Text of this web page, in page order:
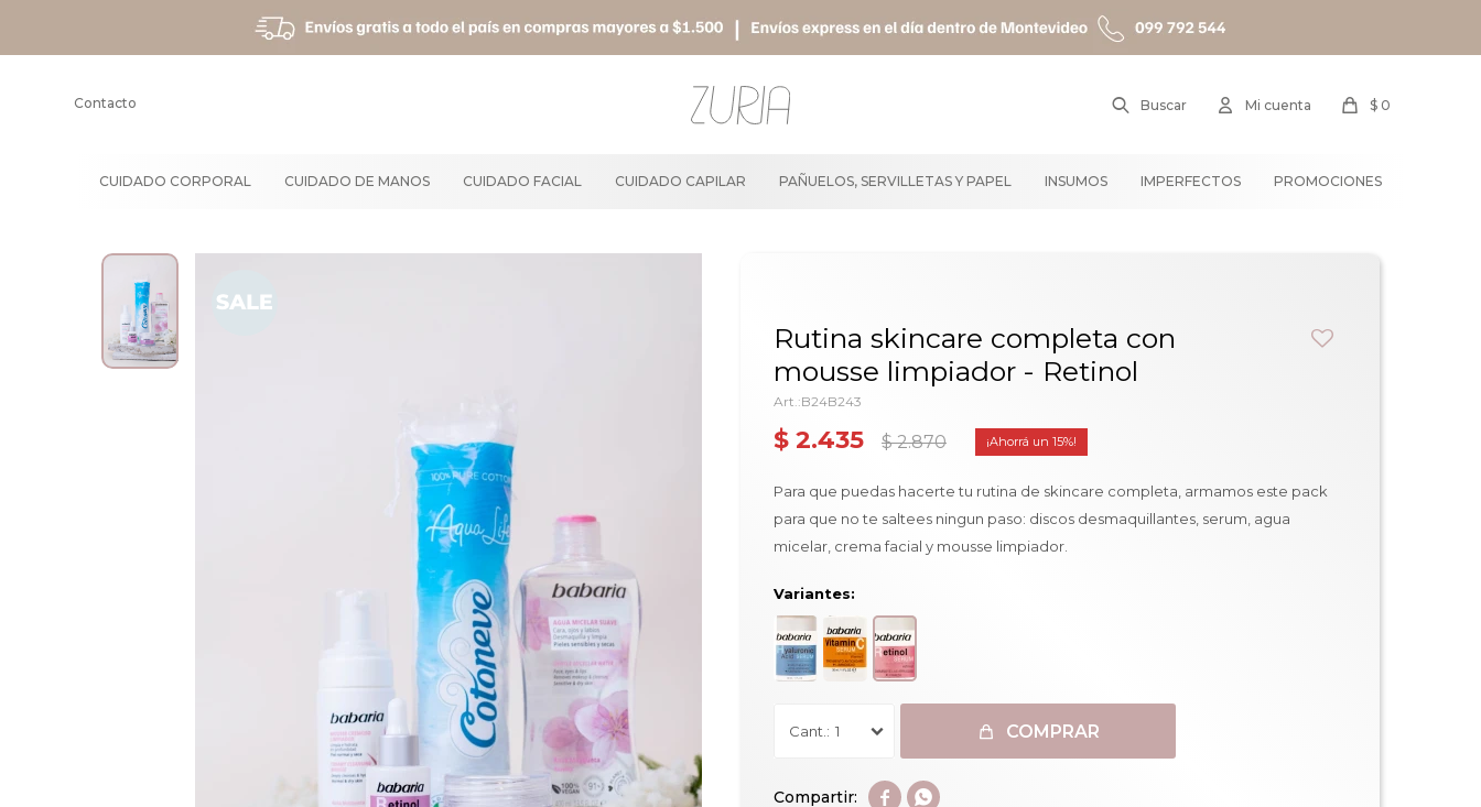
CUIDADO CORPORAL CUIDADO DE MANOS CUIDADO FACIAL CUIDADO CAPILAR PAÑUELOS, SERVILLETAS Y PAPEL INSUMOS IMPERFECTOS PROMOCIONES
$ 0
Contacto
Rutina skincare completa con
mousse limpiador - Retinol
B24B243
$ 2.435 $ 2.870 15
Para que puedas hacerte tu rutina de skincare completa, armamos este pack
para que no te saltees ningun paso: discos desmaquillantes, serum, agua
micelar, crema facial y mousse limpiador.
Variantes:
1 COMPRAR
 